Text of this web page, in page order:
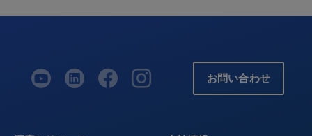
お問い合わせ